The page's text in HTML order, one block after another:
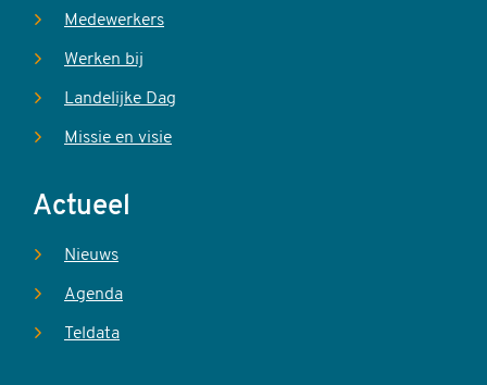
Medewerkers
Werken bij
Landelijke Dag
Missie en visie
Actueel
Nieuws
Agenda
Teldata